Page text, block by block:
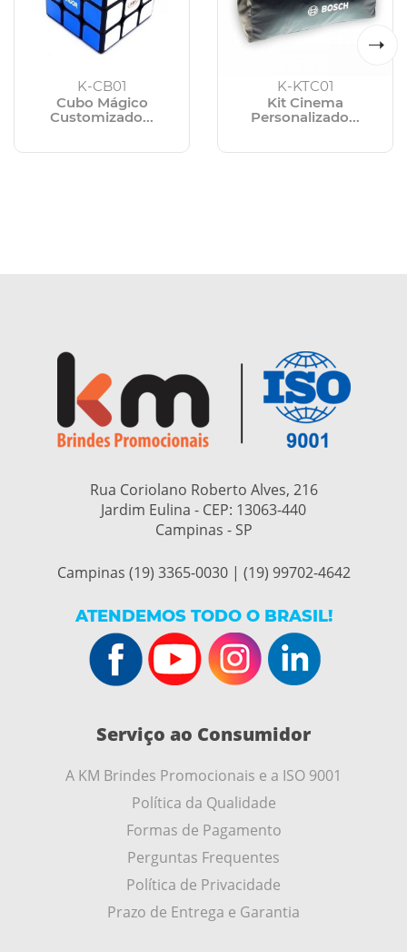
K-CB01
Cubo Mágico
Customizado...
K-KTC01
Kit Cinema
Personalizado...
Rua Coriolano Roberto Alves, 216
Jardim Eulina - CEP: 13063-440
Campinas - SP
Campinas (19) 3365-0030 | (19) 99702-4642
ATENDEMOS TODO O BRASIL!
Serviço ao Consumidor
A KM Brindes Promocionais e a ISO 9001
Política da Qualidade
Formas de Pagamento
Perguntas Frequentes
Política de Privacidade
Prazo de Entrega e Garantia